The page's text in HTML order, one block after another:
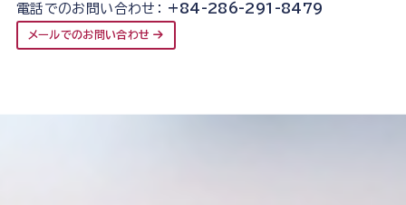
電話でのお問い合わせ： +84-286-291-8479
メールでのお問い合わせ